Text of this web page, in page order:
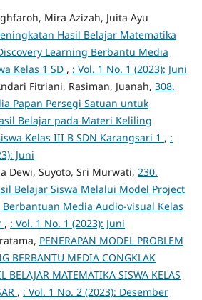
Mira Azizah, Juita Ayu
Hasil Belajar Matematika
Learning Berbantu Media
Kelas 1 SD , : Vol. 1 No. 1 (2023): Juni
Fitriani, Rasiman, Juanah, 308.
Papan Persegi Satuan untuk
Belajar pada Materi Keliling
Kelas III B SDN Karangsari 1 , :
Juni
Dewi, Suyoto, Sri Murwati, 230.
Belajar Siswa Melalui Model Project
Media Audio-visual Kelas
, : Vol. 1 No. 1 (2023): Juni
PENERAPAN MODEL PROBLEM
BERBANTU MEDIA CONGKLAK
BELAJAR MATEMATIKA SISWA KELAS
, : Vol. 1 No. 2 (2023): Desember